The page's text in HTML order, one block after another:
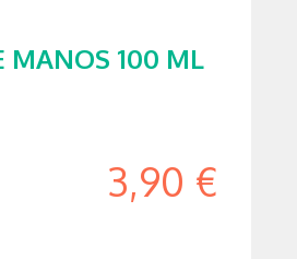
MANOS 100 ML
3,90 €